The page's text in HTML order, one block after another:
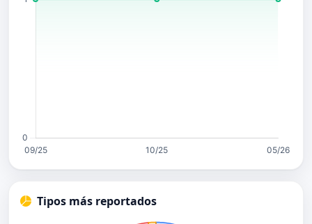
Tipos más reportados